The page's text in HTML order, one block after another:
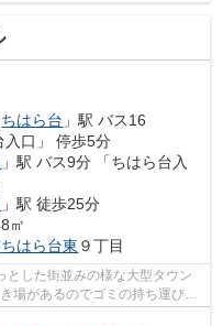
ちはら台 」駅 バス16
入口」 停歩5分
」駅 バス9分 「ちはら台入
」駅 徒歩25分
㎡
ちはら台東 ９丁目
とした街並みの様な大型タウン
場があるのでゴミの持ち運びの